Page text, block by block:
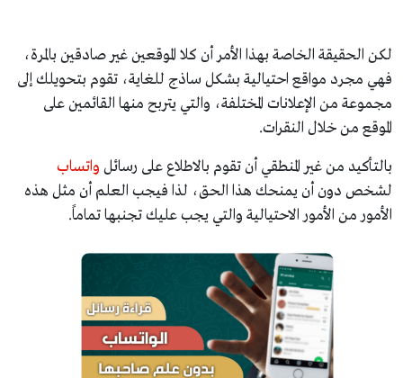
لكن الحقيقة الخاصة بهذا الأمر أن كلا الموقعين غير صادقين بالمرة،
فهي مجرد مواقع احتيالية بشكل ساذج للغاية، تقوم بتحويلك إلى
مجموعة من الإعلانات المختلفة، والتي يتربح منها القائمين على
الموقع من خلال النقرات.
بالتأكيد من غير المنطقي أن تقوم بالاطلاع على رسائل واتساب
لشخص دون أن يمنحك هذا الحق، لذا فيجب العلم أن مثل هذه
الأمور من الأمور الاحتيالية والتي يجب عليك تجنبها تماماً.